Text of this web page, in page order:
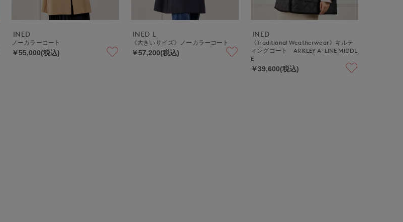
INED
ノーカラーコート
￥55,000(税込)
INED L
《大きいサイズ》ノーカラーコート
￥57,200(税込)
INED
《Traditional Weatherwear》キルテ
ィングコート ARKLEY A-LINE MIDDL
E
￥39,600(税込)